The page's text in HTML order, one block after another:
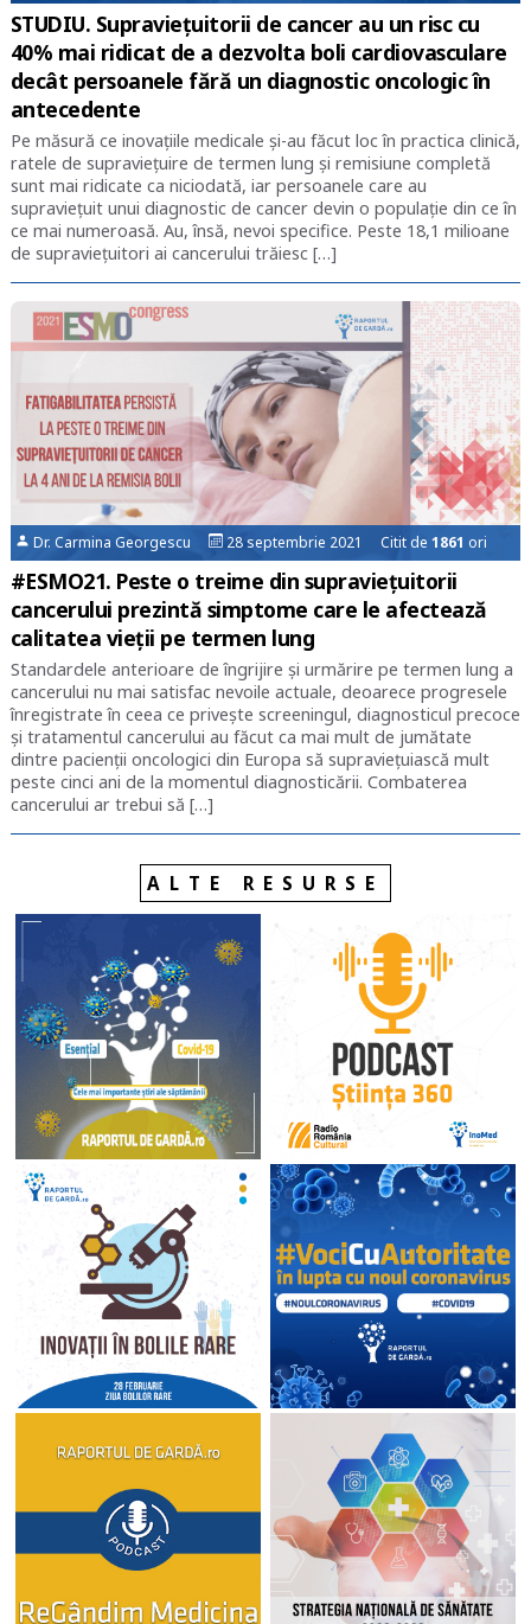
STUDIU. Supraviețuitorii de cancer au un risc cu
40% mai ridicat de a dezvolta boli cardiovasculare
decât persoanele fără un diagnostic oncologic în
antecedente
Pe măsură ce inovațiile medicale și-au făcut loc în practica clinică,
ratele de supraviețuire de termen lung și remisiune completă
sunt mai ridicate ca niciodată, iar persoanele care au
supraviețuit unui diagnostic de cancer devin o populație din ce în
ce mai numeroasă. Au, însă, nevoi specifice. Peste 18,1 milioane
de supraviețuitori ai cancerului trăiesc […]
Dr. Carmina Georgescu 28 septembrie 2021 Citit de1861 ori
#ESMO21. Peste o treime din supraviețuitorii
cancerului prezintă simptome care le afectează
calitatea vieții pe termen lung
Standardele anterioare de îngrijire și urmărire pe termen lung a
cancerului nu mai satisfac nevoile actuale, deoarece progresele
înregistrate în ceea ce privește screeningul, diagnosticul precoce
și tratamentul cancerului au făcut ca mai mult de jumătate
dintre pacienții oncologici din Europa să supraviețuiască mult
peste cinci ani de la momentul diagnosticării. Combaterea
cancerului ar trebui să […]
ALTE RESURSE